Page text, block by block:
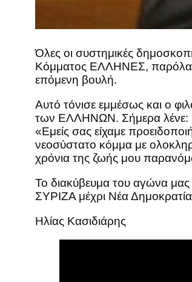
Όλες οι συστημικές
Κόμματος ΕΛΛΗΝΕΣ, παρόλα
επόμενη βουλή.
Αυτό τόνισε εμμέσως και ο
των ΕΛΛΗΝΩΝ. Σήμερα λένε:
«Εμείς σας είχαμε
νεοσύστατο κόμμα με
χρόνια της ζωής μου
Το διακύβευμα του αγώνα μας
ΣΥΡΙΖΑ μέχρι Νέα
Ηλίας Κασιδιάρης